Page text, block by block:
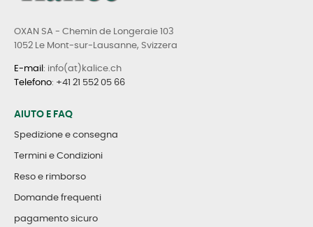
OXAN SA - Chemin de Longeraie 103
1052 Le Mont-sur-Lausanne, Svizzera
E-mail : info(at)kalice.ch
Telefono: +41 21 552 05 66
AIUTO E FAQ
Spedizione e consegna
Termini e Condizioni
Reso e rimborso
Domande frequenti
pagamento sicuro